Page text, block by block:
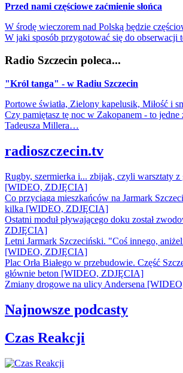
Przed nami częściowe zaćmienie słońca
W środę wieczorem nad Polską będzie
W jaki sposób przygotować się do obserwacji
Radio Szczecin poleca...
"Król tanga" - w Radiu Szczecin
Portowe światła, Zielony kapelusik, Miłość i
Czy pamiętasz tę noc w Zakopanem - to
Tadeusza Millera…
radioszczecin.tv
Rugby, szermierka i... zbijak, czyli warsztaty z
[WIDEO, ZDJĘCIA]
Co przyciąga mieszkańców na Jarmark
kilka [WIDEO, ZDJĘCIA]
Ostatni moduł pływającego doku został
ZDJĘCIA]
Letni Jarmark Szczeciński. "Coś innego,
[WIDEO, ZDJĘCIA]
Plac Orła Białego w przebudowie. Część
głównie beton [WIDEO, ZDJĘCIA]
Zmiany drogowe na ulicy Andersena
Najnowsze podcasty
Czas Reakcji